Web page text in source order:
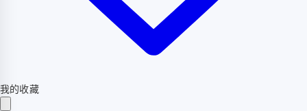
我的收藏